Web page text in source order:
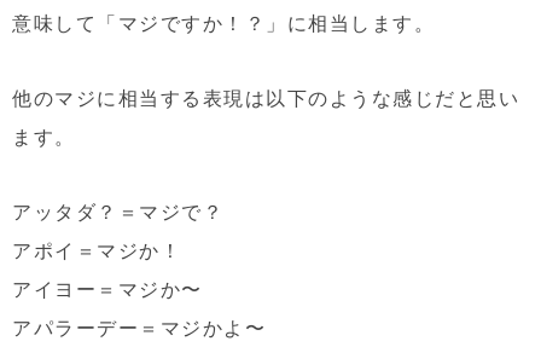
意味して「マジですか！？」に相当します。
他のマジに相当する表現は以下のような感じだと思い
ます。
アッタダ？＝マジで？
アポイ＝マジか！
アイヨー＝マジか〜
アパラーデー＝マジかよ〜